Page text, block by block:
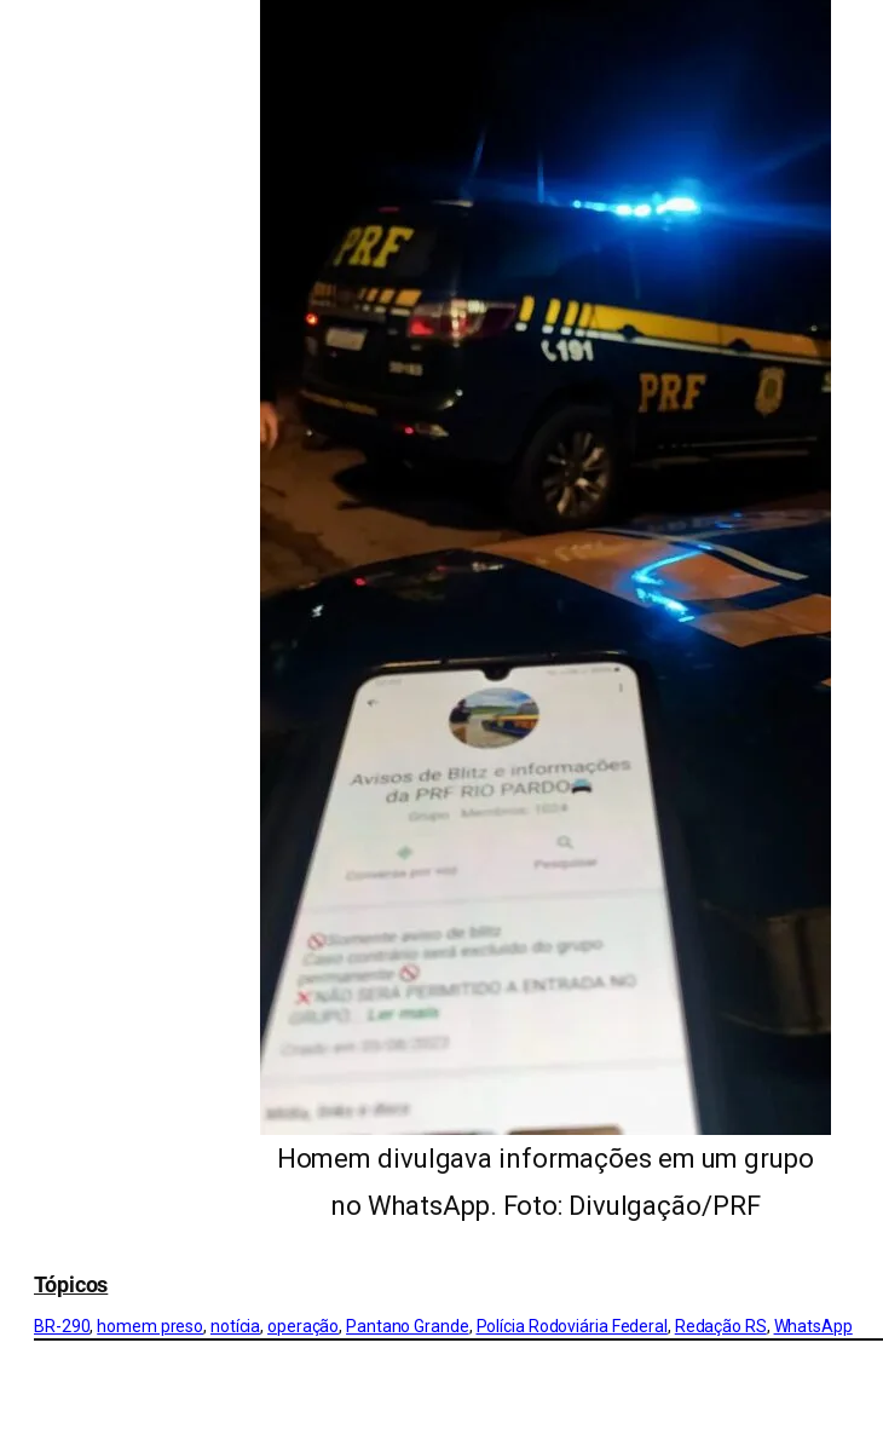
Homem divulgava informações em um grupo
no WhatsApp. Foto: Divulgação/PRF
Tópicos
BR-290, homem preso, notícia, operação, Pantano Grande, Polícia Rodoviária Federal, Redação RS, WhatsApp